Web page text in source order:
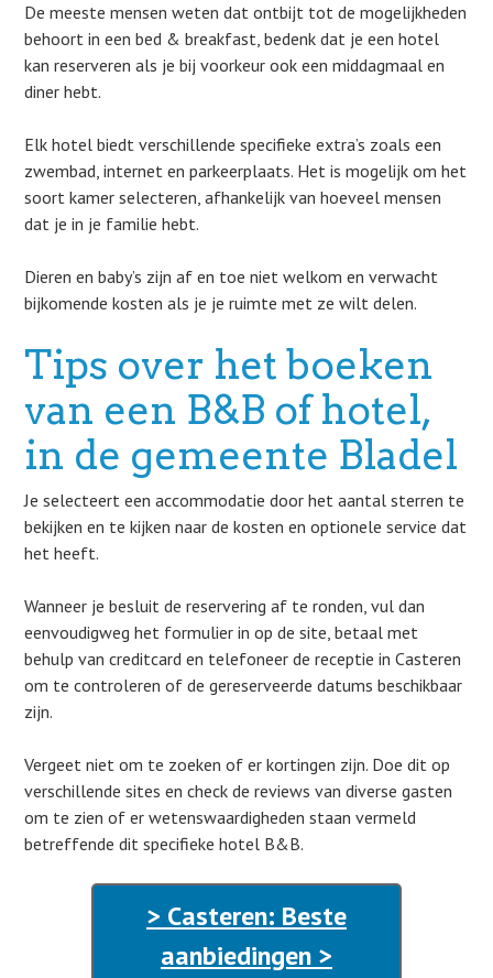
De meeste mensen weten dat ontbijt tot de mogelijkheden
behoort in een bed & breakfast, bedenk dat je een hotel
kan reserveren als je bij voorkeur ook een middagmaal en
diner hebt.
Elk hotel biedt verschillende specifieke extra’s zoals een
zwembad, internet en parkeerplaats. Het is mogelijk om het
soort kamer selecteren, afhankelijk van hoeveel mensen
dat je in je familie hebt.
Dieren en baby’s zijn af en toe niet welkom en verwacht
bijkomende kosten als je je ruimte met ze wilt delen.
Tips over het boeken
van een B&B of hotel,
in de gemeente Bladel
Je selecteert een accommodatie door het aantal sterren te
bekijken en te kijken naar de kosten en optionele service dat
het heeft.
Wanneer je besluit de reservering af te ronden, vul dan
eenvoudigweg het formulier in op de site, betaal met
behulp van creditcard en telefoneer de receptie in Casteren
om te controleren of de gereserveerde datums beschikbaar
zijn.
Vergeet niet om te zoeken of er kortingen zijn. Doe dit op
verschillende sites en check de reviews van diverse gasten
om te zien of er wetenswaardigheden staan vermeld
betreffende dit specifieke hotel B&B.
> Casteren: Beste
aanbiedingen >